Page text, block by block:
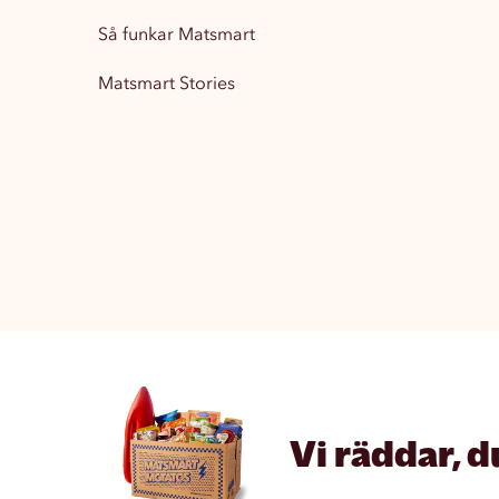
Så funkar Matsmart
Matsmart Stories
Vi räddar,